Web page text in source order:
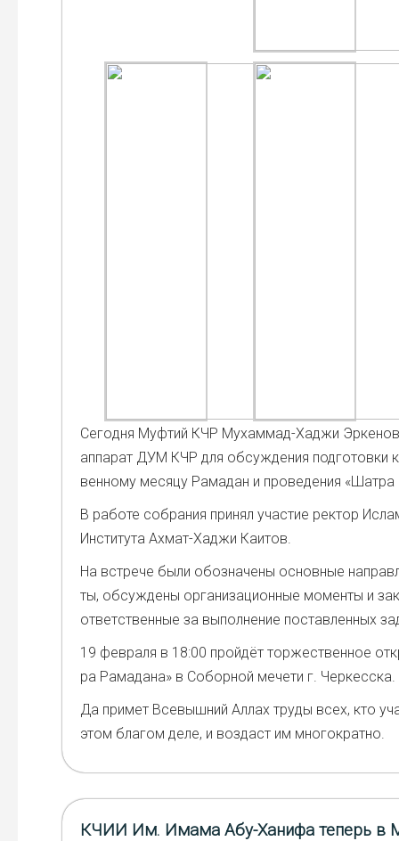
Сего­дня Муф­тий КЧР Мухам­мад-Хаджи
аппа­рат ДУМ КЧР для обсуж­де­ния под­го­тов­ки
вен­но­му меся­цу Рама­дан и про­ве­де­ния «Шат­ра
В рабо­те собра­ния при­нял уча­стие рек­тор
Инсти­ту­та Ахмат-Хаджи Каи­тов.
На встре­че были обо­зна­че­ны основ­ные
ты, обсуж­де­ны орга­ни­за­ци­он­ные момен­ты и
ответ­ствен­ные за выпол­не­ние постав­лен­ных
19 фев­ра­ля в 18:00 прой­дёт тор­же­ствен­ное
ра Рама­да­на» в Собор­ной мече­ти г. Чер­кес­ска.
Да при­мет Все­выш­ний Аллах тру­ды всех, кто
этом бла­гом деле, и воз­даст им мно­го­крат­но.
КЧИИ Им. Имама Абу-Ханифа теперь в